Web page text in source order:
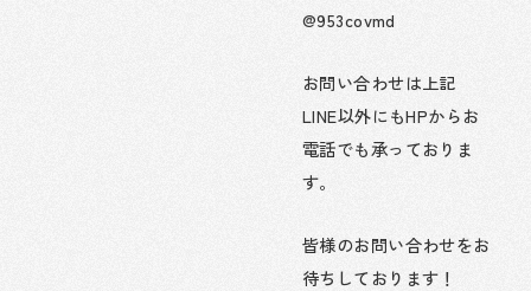
@953covmd
お問い合わせは上記
LINE以外にもHPからお
電話でも承っておりま
す。
皆様のお問い合わせをお
待ちしております！